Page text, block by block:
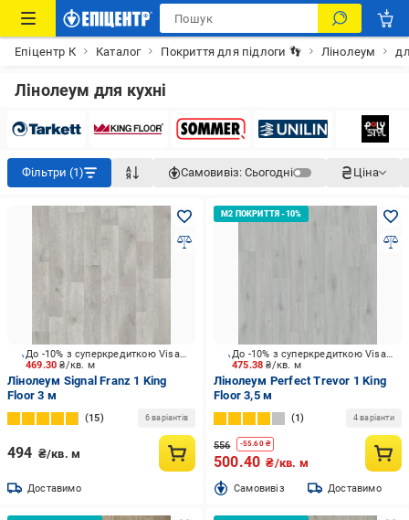
Епіцентр К Каталог Покриття для підлоги 👣 Лінолеум
Лінолеум для кухні
Фільтри (1) Самовивіз: Сьогодні Ціна
469.30₴/кв. м
До -10% з суперкредиткою Visa Вигода
Лінолеум Signal Franz 1 King
Floor 3 м
15 6 варіантів
494 ₴/кв. м
Доставимо
475.38₴/кв. м
До -10% з суперкредиткою Visa Вигода
Лінолеум Perfect Trevor 1 King
Floor 3,5 м
1 4 варіанти
556 -55.60₴
500.40 ₴/кв. м
Cамовивіз Доставимо